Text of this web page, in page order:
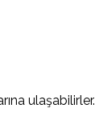
ulaşabilirler.